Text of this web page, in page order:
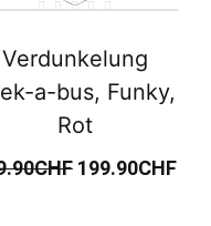
Verdunkelung
a-bus, Funky,
Rot
CHF 199.90CHF